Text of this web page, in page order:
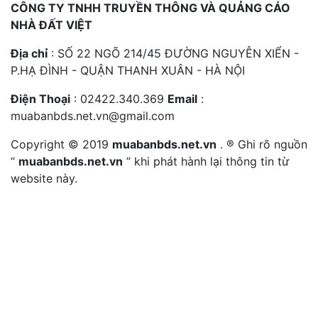
CÔNG TY TNHH TRUYỀN THÔNG VÀ QUẢNG CÁO
NHÀ ĐẤT VIỆT
Địa chỉ: SỐ 22 NGÕ 214/45 ĐƯỜNG NGUYỄN XIỂN -
P.HẠ ĐÌNH - QUẬN THANH XUÂN - HÀ NỘI
Điện Thoại : 02422.340.369 Email :
muabanbds.net.vn@gmail.com
Copyright © 2019 muabanbds.net.vn . ® Ghi rõ nguồn
“ muabanbds.net.vn ” khi phát hành lại thông tin từ
website này.